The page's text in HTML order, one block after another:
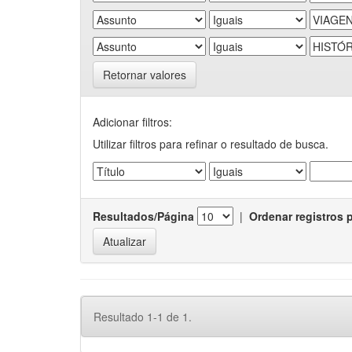
Retornar valores
Adicionar filtros:
Utilizar filtros para refinar o resultado de busca.
Resultados/Página | Ordenar registros
Resultado 1-1 de 1.